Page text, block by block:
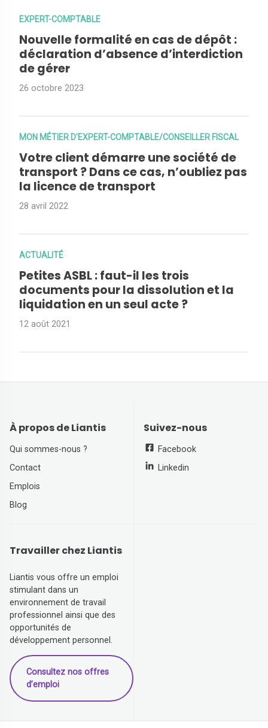
EXPERT-COMPTABLE
Nouvelle formalité en cas de dépôt :
déclaration d’absence d’interdiction
de gérer
26 octobre 2023
MON MÉTIER D'EXPERT-COMPTABLE/CONSEILLER FISCAL
Votre client démarre une société de
transport ? Dans ce cas, n’oubliez pas
la licence de transport
28 avril 2022
ACTUALITÉ
Petites ASBL : faut-il les trois
documents pour la dissolution et la
liquidation en un seul acte ?
12 août 2021
À propos de Liantis
Qui sommes-nous ?
Contact
Emplois
Blog
Suivez-nous
Facebook
Linkedin
Travailler chez Liantis
Liantis vous offre un emploi
stimulant dans un
environnement de travail
professionnel ainsi que des
opportunités de
développement personnel.
Consultez nos offres
d’emploi